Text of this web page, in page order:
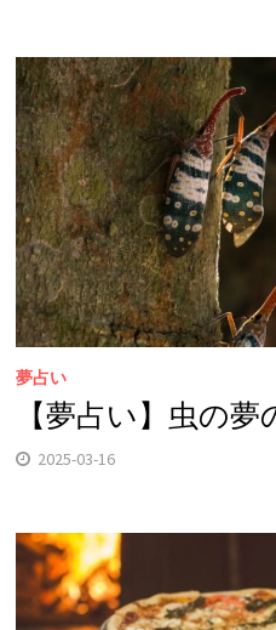
夢占い
【夢占い】虫の夢
2025-03-16